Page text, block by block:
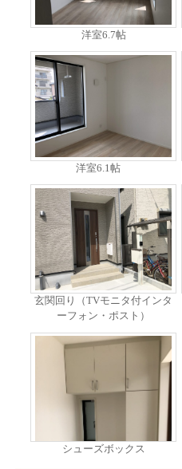
洋室6.7帖
洋室6.1帖
玄関回り（TVモニタ付インタ
ーフォン・ポスト）
シューズボックス